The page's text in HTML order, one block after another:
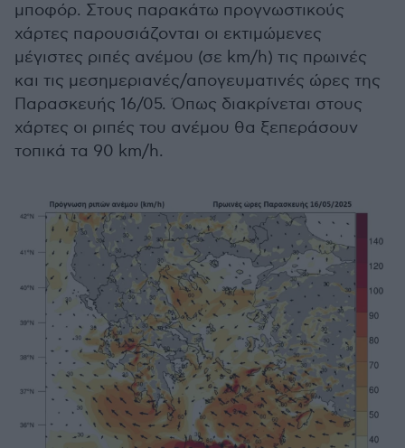
μποφόρ. Στους παρακάτω προγνωστικούς
χάρτες παρουσιάζονται οι εκτιμώμενες
μέγιστες ριπές ανέμου (σε km/h) τις πρωινές
και τις μεσημεριανές/απογευματινές ώρες της
Παρασκευής 16/05. Όπως διακρίνεται στους
χάρτες οι ριπές του ανέμου θα ξεπεράσουν
τοπικά τα 90 km/h.